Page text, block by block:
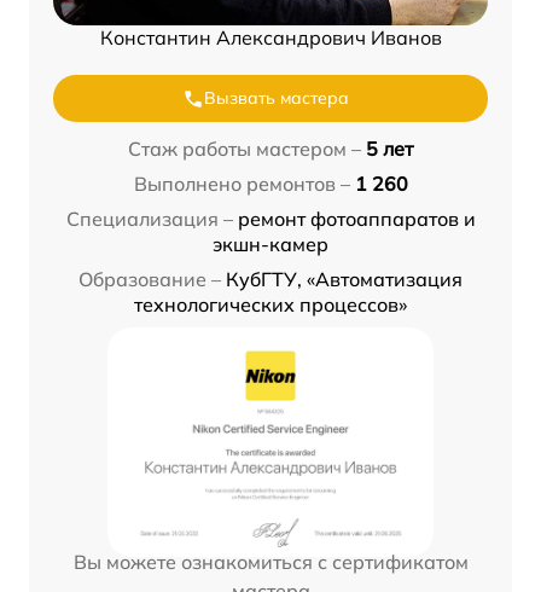
Константин Александрович Иванов
Вызвать мастера
Стаж работы мастером – 5 лет
Выполнено ремонтов – 1 260
Специализация – ремонт фотоаппаратов и
экшн-камер
Образование – КубГТУ, «Автоматизация
технологических процессов»
Вы можете ознакомиться с сертификатом